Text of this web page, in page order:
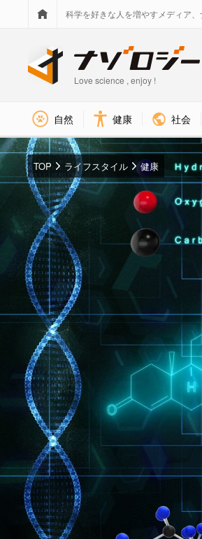
科学を好きな人を増やすメディア
Love science , enjoy !
自然 健康 社会
TOP ライフスタイル 健康